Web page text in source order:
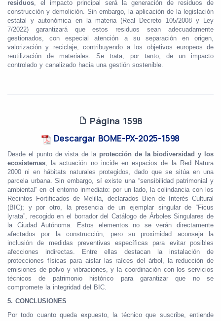
residuos, el impacto principal será la generación de residuos de
construcción y demolición. Sin embargo, la aplicación de la legislación
estatal y autonómica en la materia (Real Decreto 105/2008 y Ley
7/2022) garantizará que estos residuos sean adecuadamente
gestionados, con especial atención a su separación en origen,
valorización y reciclaje, contribuyendo a los objetivos europeos de
reutilización de materiales. Se trata, por tanto, de un impacto
controlado y canalizado hacia una gestión sostenible.
Página 1598
Descargar BOME-PX-2025-1598
Desde el punto de vista de la protección de la biodiversidad y los
ecosistemas, la actuación no incide en espacios de la Red Natura
2000 ni en hábitats naturales protegidos, dado que se sitúa en una
parcela urbana. Sin embargo, sí existe una “sensibilidad patrimonial y
ambiental” en el entorno inmediato: por un lado, la colindancia con los
Recintos Fortificados de Melilla, declarados Bien de Interés Cultural
(BIC); y por otro, la presencia de un ejemplar singular de “Ficus
lyrata”, recogido en el borrador del Catálogo de Árboles Singulares de
la Ciudad Autónoma. Estos elementos no se verán directamente
afectados por la construcción, pero su proximidad aconseja la
inclusión de medidas preventivas específicas para evitar posibles
afecciones indirectas. Entre ellas destacan la instalación de
protecciones físicas para aislar las raíces del árbol, la reducción de
emisiones de polvo y vibraciones, y la coordinación con los servicios
técnicos de patrimonio histórico para garantizar que no se
compromete la integridad del BIC.
5. CONCLUSIONES
Por todo cuanto queda expuesto, la técnico que suscribe, entiende